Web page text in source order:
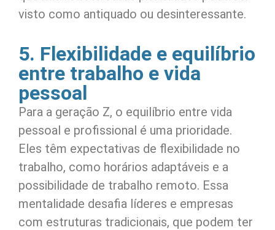
visto como antiquado ou desinteressante.
5. Flexibilidade e equilíbrio
entre trabalho e vida
pessoal
Para a geração Z, o equilíbrio entre vida
pessoal e profissional é uma prioridade.
Eles têm expectativas de flexibilidade no
trabalho, como horários adaptáveis e a
possibilidade de trabalho remoto. Essa
mentalidade desafia líderes e empresas
com estruturas tradicionais, que podem ter